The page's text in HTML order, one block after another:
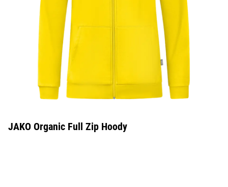
JAKO Organic Full Zip Hoody